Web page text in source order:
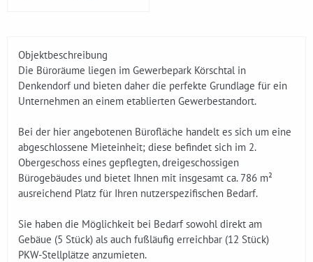
Objektbeschreibung
Die Büroräume liegen im Gewerbepark Körschtal in
Denkendorf und bieten daher die perfekte Grundlage für ein
Unternehmen an einem etablierten Gewerbestandort.
Bei der hier angebotenen Bürofläche handelt es sich um eine
abgeschlossene Mieteinheit; diese befindet sich im 2.
Obergeschoss eines gepflegten, dreigeschossigen
Bürogebäudes und bietet Ihnen mit insgesamt ca. 786 m²
ausreichend Platz für Ihren nutzerspezifischen Bedarf.
Sie haben die Möglichkeit bei Bedarf sowohl direkt am
Gebäue (5 Stück) als auch fußläufig erreichbar (12 Stück)
PKW-Stellplätze anzumieten.